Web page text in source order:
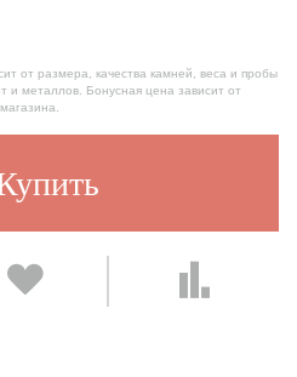
от размера, качества камней, веса и пробы
и металлов. Бонусная цена зависит от